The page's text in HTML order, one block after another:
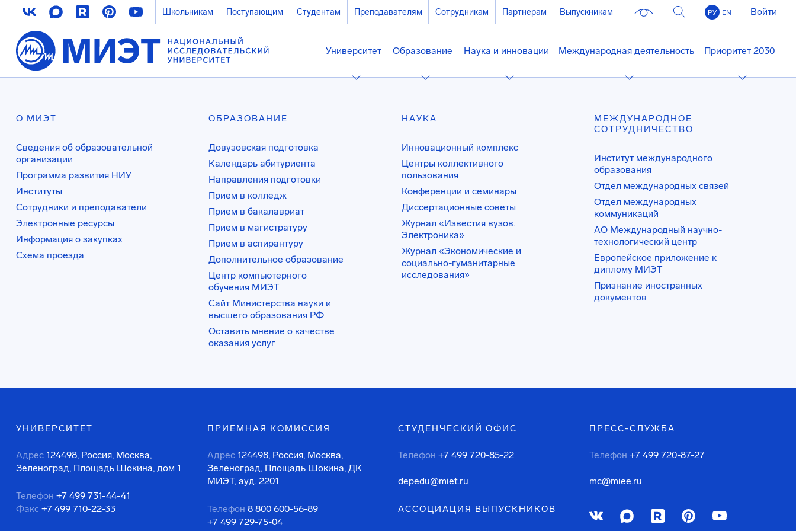
Школьникам Поступающим Студентам Преподавателям Сотрудникам Партнерам Выпускникам РУ EN Войти
Университет Образование Наука и инновации Международная деятельность Приоритет 2030
О МИЭТ
Сведения об образовательной
организации
Программа развития НИУ
Институты
Сотрудники и преподаватели
Электронные ресурсы
Информация о закупках
Схема проезда
ОБРАЗОВАНИЕ
Довузовская подготовка
Календарь абитуриента
Направления подготовки
Прием в колледж
Прием в бакалавриат
Прием в магистратуру
Прием в аспирантуру
Дополнительное образование
Центр компьютерного
обучения МИЭТ
Сайт Министерства науки и
высшего образования РФ
Оставить мнение о качестве
оказания услуг
НАУКА
Инновационный комплекс
Центры коллективного
пользования
Конференции и семинары
Диссертационные советы
Журнал «Известия вузов.
Электроника»
Журнал «Экономические и
социально-гуманитарные
исследования»
МЕЖДУНАРОДНОЕ
СОТРУДНИЧЕСТВО
Институт международного
образования
Отдел международных связей
Отдел международных
коммуникаций
АО Международный научно-
технологический центр
Европейское приложение к
диплому МИЭТ
Признание иностранных
документов
УНИВЕРСИТЕТ
Адрес 124498, Россия, Москва,
Зеленоград, Площадь Шокина, дом 1
Телефон +7 499 731-44-41
Факс +7 499 710-22-33
ПРИЕМНАЯ КОМИССИЯ
Адрес 124498, Россия, Москва,
Зеленоград, Площадь Шокина, ДК
МИЭТ, ауд. 2201
Телефон 8 800 600-56-89
+7 499 729-75-04
СТУДЕНЧЕСКИЙ ОФИС
Телефон +7 499 720-85-22
depedu@miet.ru
АССОЦИАЦИЯ ВЫПУСКНИКОВ
ПРЕСС-СЛУЖБА
Телефон +7 499 720-87-27
mc@miee.ru